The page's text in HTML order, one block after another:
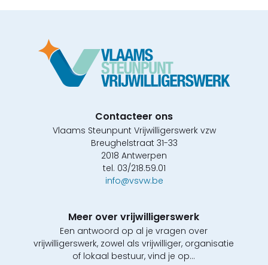
Contacteer ons
Vlaams Steunpunt Vrijwilligerswerk vzw
Breughelstraat 31-33
2018 Antwerpen
tel. 03/218.59.01
info@vsvw.be
Meer over vrijwilligerswerk
Een antwoord op al je vragen over
vrijwilligerswerk, zowel als vrijwilliger, organisatie
of lokaal bestuur, vind je op...